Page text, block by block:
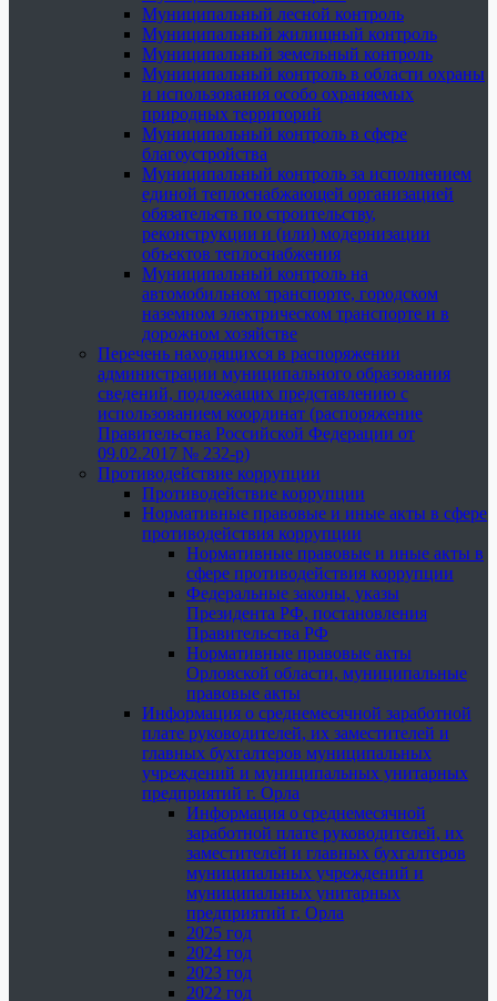
Муниципальный лесной контроль
Муниципальный жилищный контроль
Муниципальный земельный контроль
Муниципальный контроль в области охраны
и использования особо охраняемых
природных территорий
Муниципальный контроль в сфере
благоустройства
Муниципальный контроль за исполнением
единой теплоснабжающей организацией
обязательств по строительству,
реконструкции и (или) модернизации
объектов теплоснабжения
Муниципальный контроль на
автомобильном транспорте, городском
наземном электрическом транспорте и в
дорожном хозяйстве
Перечень находящихся в распоряжении
администрации муниципального образования
сведений, подлежащих представлению с
использованием координат (распоряжение
Правительства Российской Федерации от
09.02.2017 № 232-р)
Противодействие коррупции
Противодействие коррупции
Нормативные правовые и иные акты в сфере
противодействия коррупции
Нормативные правовые и иные акты в
сфере противодействия коррупции
Федеральные законы, указы
Президента РФ, постановления
Правительства РФ
Нормативные правовые акты
Орловской области, муниципальные
правовые акты
Информация о среднемесячной заработной
плате руководителей, их заместителей и
главных бухгалтеров муниципальных
учреждений и муниципальных унитарных
предприятий г. Орла
Информация о среднемесячной
заработной плате руководителей, их
заместителей и главных бухгалтеров
муниципальных учреждений и
муниципальных унитарных
предприятий г. Орла
2025 год
2024 год
2023 год
2022 год